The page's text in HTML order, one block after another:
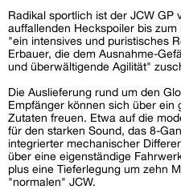
Radikal sportlich ist der JCW GP
auffallenden Heckspoiler bis
"ein intensives und puristisches
Erbauer, die dem Ausnahme-
und überwältigende Agilität"
Die Auslieferung rund um den
Empfänger können sich über ein
Zutaten freuen. Etwa auf die
für den starken Sound, das 8-
integrierter mechanischer
über eine eigenständige
plus eine Tieferlegung um zehn
"normalen" JCW.